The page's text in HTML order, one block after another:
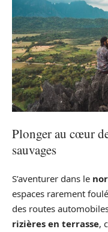
Plonger au cœur
sauvages
S’aventurer dans le
espaces rarement
des routes
rizières en terrasse,